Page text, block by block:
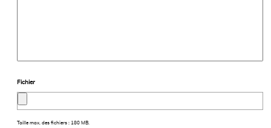
Fichier
Taille max. des fichiers : 180 MB.